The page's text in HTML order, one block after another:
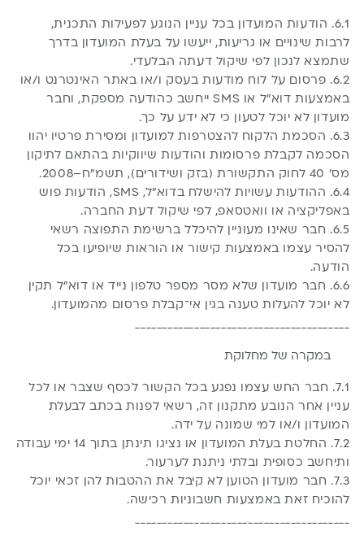
6.1. הודעות המועדון בכל עניין הנוגע לפעילות התכנית,
לרבות שינויים או גריעות, ייעשו על בעלת המועדון בדרך
שתמצא לנכון לפי שיקול דעתה הבלעדי.
6.2. פרסום על לוח מודעות בעסק ו/או באתר האינטרנט ו/או
באמצעות דוא”ל או SMS ייחשב כהודעה מספקת, וחבר
מועדון לא יוכל לטעון כי לא ידע על כך.
6.3. הסכמת הלקוח להצטרפות למועדון ומסירת פרטיו יהוו
הסכמה לקבלת פרסומות והודעות שיווקיות בהתאם לתיקון
מס’ 40 לחוק התקשורת (בזק ושידורים), תשמ”ח–2008.
6.4. ההודעות עשויות להישלח בדוא”ל, SMS, הודעות פוש
באפליקציה או וואטסאפ, לפי שיקול דעת החברה.
6.5. חבר שאינו מעוניין להיכלל ברשימת התפוצה רשאי
להסיר עצמו באמצעות קישור או הוראות שיופיעו בכל
הודעה.
6.6. חבר מועדון שלא מסר מספר טלפון נייד או דוא”ל תקין
לא יוכל להעלות טענה בגין אי־קבלת פרסום מהמועדון.
במקרה של מחלוקת
7.1. חבר החש עצמו נפגע בכל הקשור לכסף שצבר או לכל
עניין אחר הנובע מתקנון זה, רשאי לפנות בכתב לבעלת
המועדון ו/או למי שמונה על ידה.
7.2. החלטת בעלת המועדון או נציגו תינתן בתוך 14 ימי עבודה
ותיחשב כסופית ובלתי ניתנת לערעור.
7.3. חבר מועדון הטוען לא קיבל את ההטבות להן זכאי יוכל
להוכיח זאת באמצעות חשבוניות רכישה.